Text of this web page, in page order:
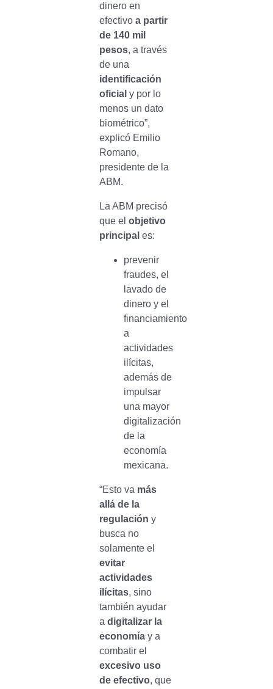
dinero en
efectivo a partir
de 140 mil
pesos, a través
de una
identificación
oficial y por lo
menos un dato
biométrico”,
explicó Emilio
Romano,
presidente de la
ABM.
La ABM precisó
que el objetivo
principal es:
prevenir
fraudes, el
lavado de
dinero y el
financiamiento
a
actividades
ilícitas,
además de
impulsar
una mayor
digitalización
de la
economía
mexicana.
“Esto va más
allá de la
regulación y
busca no
solamente el
evitar
actividades
ilícitas, sino
también ayudar
a digitalizar la
economía y a
combatir el
excesivo uso
de efectivo, que